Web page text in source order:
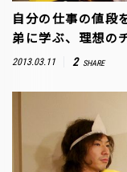
自分の仕事の値段
弟に学ぶ、理想の
2013.03.11 2 SHARE